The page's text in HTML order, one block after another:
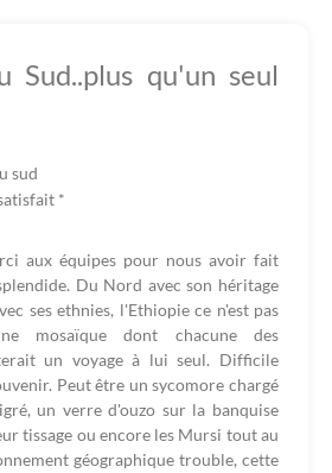
Sud..plus qu'un seul
sud
*
aux équipes pour nous avoir fait
Du Nord avec son héritage
ses ethnies, l'Ethiopie ce n'est pas
mosaïque dont chacune des
un voyage à lui seul. Difficile
Peut être un sycomore chargé
un verre d'ouzo sur la banquise
tissage ou encore les Mursi tout au
géographique trouble, cette